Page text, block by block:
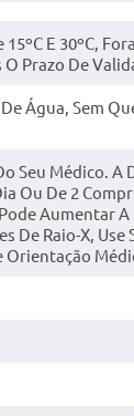
E 30ºC,
Prazo De
Água, Sem
Seu Médico. A
Ou De 2
Aumentar A
De Raio-X, Use
Orientação